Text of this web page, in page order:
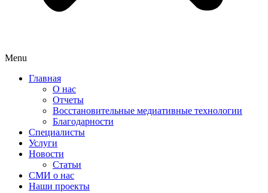
Menu
Главная
О нас
Отчеты
Восстановительные медиативные технологии
Благодарности
Специалисты
Услуги
Новости
Статьи
СМИ о нас
Наши проекты